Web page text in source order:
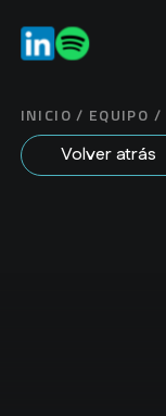
INICIO / EQUIPO /
Volver atrás